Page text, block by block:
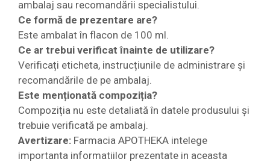
ambalaj sau recomandării specialistului.
Ce formă de prezentare are?
Este ambalat în flacon de 100 ml.
Ce ar trebui verificat înainte de utilizare?
Verificați eticheta, instrucțiunile de administrare și
recomandările de pe ambalaj.
Este menționată compoziția?
Compoziția nu este detaliată în datele produsului și
trebuie verificată pe ambalaj.
Avertizare: Farmacia APOTHEKA intelege
importanta informatiilor prezentate in aceasta